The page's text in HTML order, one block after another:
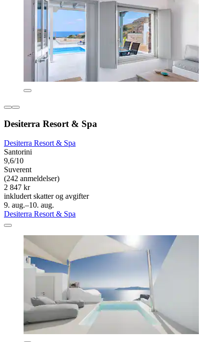
Desiterra Resort & Spa
Desiterra Resort & Spa
Santorini
9,6/10
Suverent
(242 anmeldelser)
2 847 kr
inkludert skatter og avgifter
9. aug.–10. aug.
Desiterra Resort & Spa